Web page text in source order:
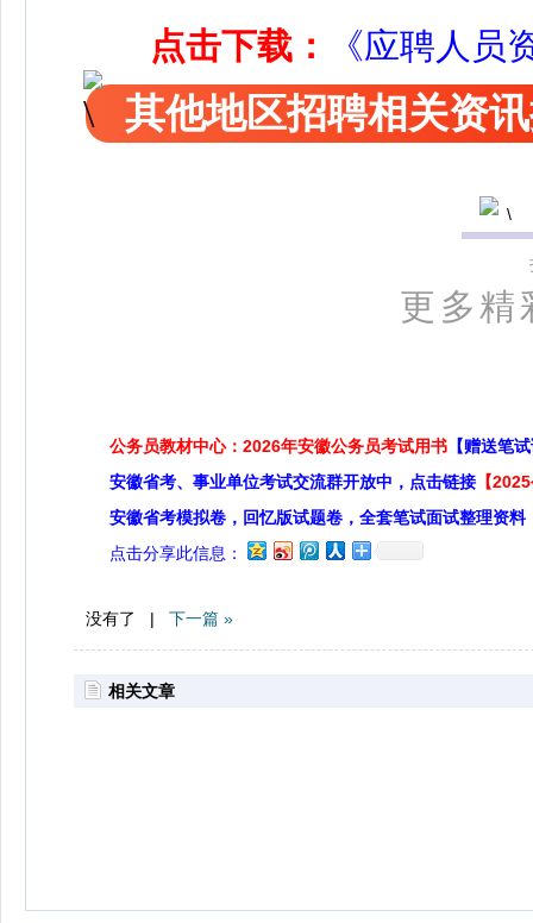
点击下载： 《应聘人员
其他地区招聘相关资
更多精
公务员教材中心：2026年安徽公务员考试用书 【赠送笔
安徽省考、事业单位考试交流群开放中，点击链接 【
安徽省考模拟卷，回忆版试题卷，全套笔试面试整理资料
点击分享此信息：
没有了 | 下一篇 »
相关文章